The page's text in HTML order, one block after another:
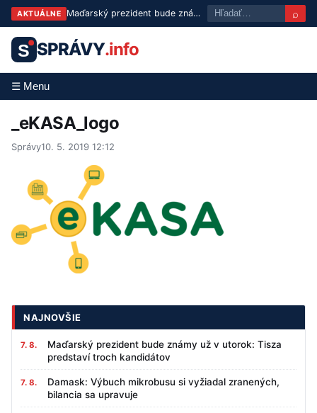
AKTUÁLNE Maďarský prezident bude známy už v utorok: Tisza predstaví troch kandidátov ⌕
S SPRÁVY.info
☰ Menu
_eKASA_logo
Správy10. 5. 2019 12:12
NAJNOVŠIE
7. 8.
Maďarský prezident bude známy už v utorok: Tisza
predstaví troch kandidátov
7. 8.
Damask: Výbuch mikrobusu si vyžiadal zranených,
bilancia sa upravuje